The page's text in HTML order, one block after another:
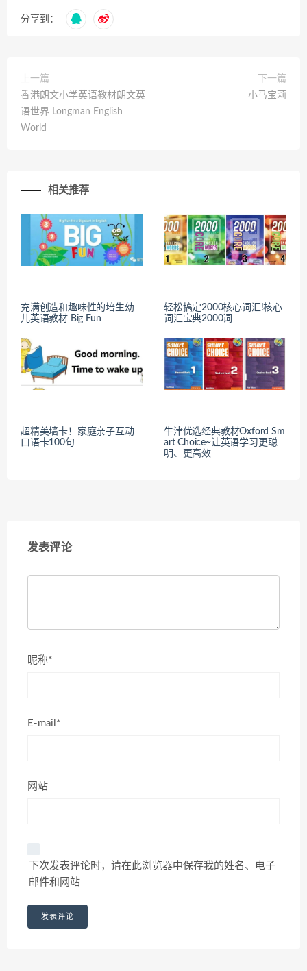
分享到：
上一篇
香港朗文小学英语教材朗文英
语世界 Longman English
World
下一篇
小马宝莉
相关推荐
充满创造和趣味性的培生幼
儿英语教材 Big Fun
轻松搞定2000核心词汇!核心
词汇宝典2000词
超精美墙卡！家庭亲子互动
口语卡100句
牛津优选经典教材Oxford Sm
art Choice~让英语学习更聪
明、更高效
发表评论
昵称*
E-mail*
网站
下次发表评论时，请在此浏览器中保存我的姓名、电子
邮件和网站